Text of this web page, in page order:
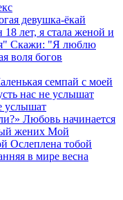
девушка-ёкай
18 лет, я стала женой и
Скажи: "Я люблю
воля богов
семпай с моей
услышат
Любовь начинается
Мой
Ослеплена тобой
в мире весна